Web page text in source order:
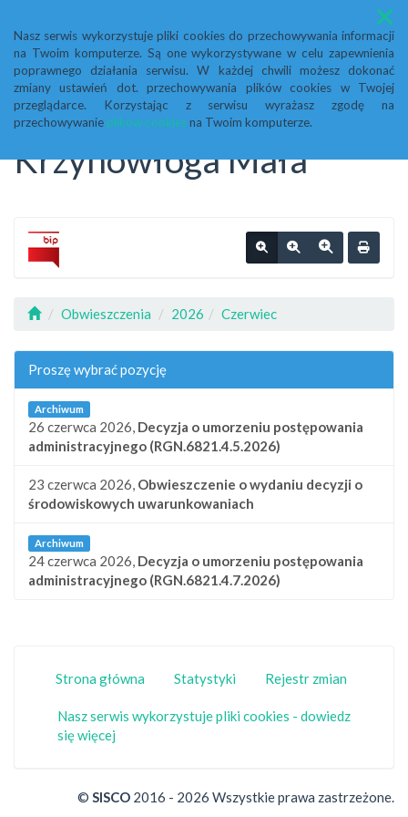
Nasz serwis wykorzystuje pliki cookies do przechowywania informacji
na Twoim komputerze. Są one wykorzystywane w celu zapewnienia
poprawnego działania serwisu. W każdej chwili możesz dokonać
zmiany ustawień dot. przechowywania plików cookies w Twojej
przeglądarce. Korzystając z serwisu wyrażasz zgodę na
przechowywanie plików cookiesna Twoim komputerze.
Menu
Biuletyn Informacji
Publicznej Urząd Gminy
Krzynowłoga Mała
Obwieszczenia 2026 Czerwiec
Proszę wybrać pozycję
Archiwum
26 czerwca 2026, Decyzja o umorzeniu postępowania
administracyjnego (RGN.6821.4.5.2026)
23 czerwca 2026, Obwieszczenie o wydaniu decyzji o
środowiskowych uwarunkowaniach
Archiwum
24 czerwca 2026, Decyzja o umorzeniu postępowania
administracyjnego (RGN.6821.4.7.2026)
Strona główna Statystyki Rejestr zmian
Nasz serwis wykorzystuje pliki cookies - dowiedz
się więcej
© SISCO 2016 - 2026 Wszystkie prawa zastrzeżone.